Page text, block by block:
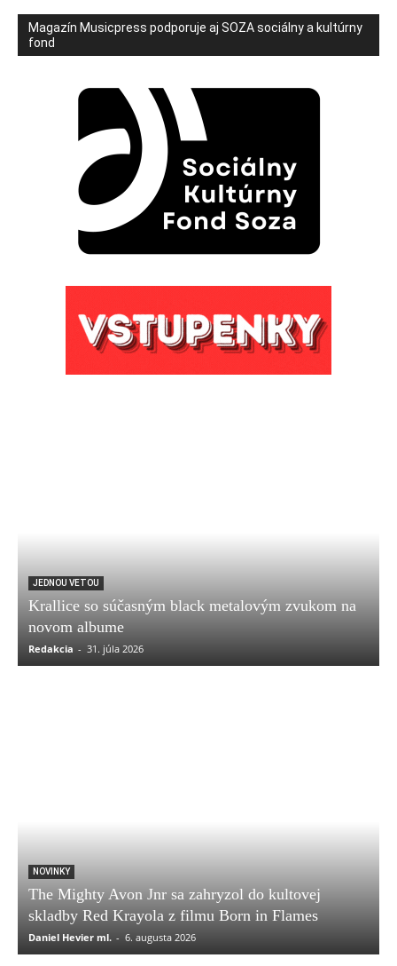
Magazín Musicpress podporuje aj SOZA sociálny a kultúrny
fond
JEDNOU VETOU
Krallice so súčasným black metalovým zvukom na
novom albume
Redakcia - 31. júla 2026
NOVINKY
The Mighty Avon Jnr sa zahryzol do kultovej
skladby Red Krayola z filmu Born in Flames
Daniel Hevier ml. - 6. augusta 2026